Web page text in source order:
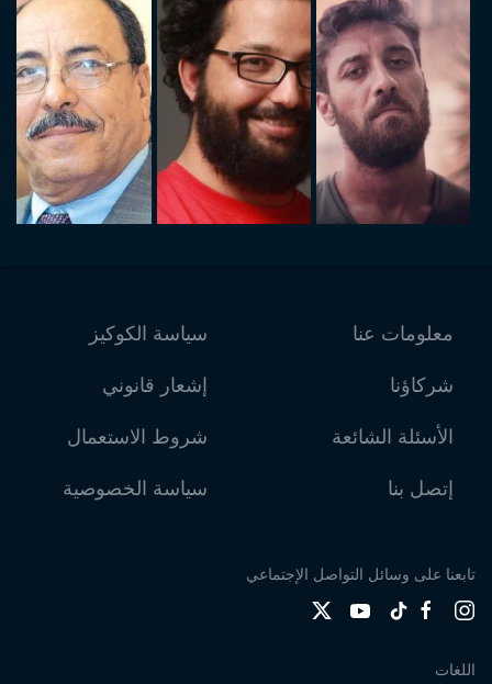
معلومات عنا
شركاؤنا
الأسئلة الشائعة
إتصل بنا
سياسة الكوكيز
إشعار قانوني
شروط الاستعمال
سياسة الخصوصية
تابعنا على وسائل التواصل الإجتماعي
اللغات